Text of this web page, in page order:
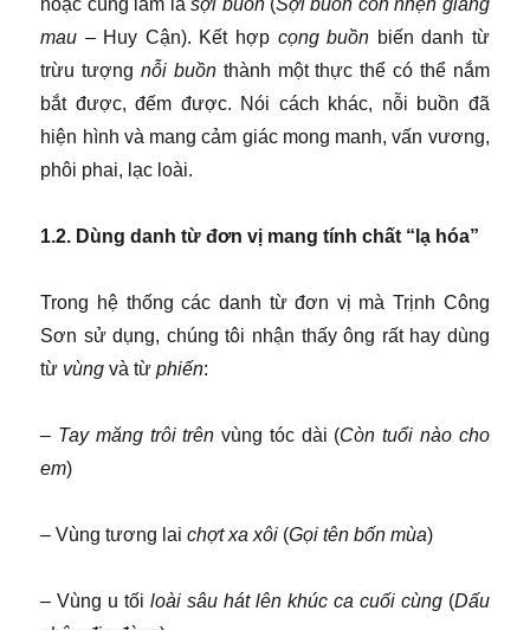
mau – Huy Cận). Kết hợp cọng buồn biến danh từ
trừu tượngnỗi buồnthành một thực thể có thể nắm
bắt được, đếm được. Nói cách khác, nỗi buồn đã
hiện hình và mang cảm giác mong manh, vấn vương,
phôi phai, lạc loài.
1.2. Dùng danh từ đơn vị mang tính chất “lạ hóa”
Trong hệ thống các danh từ đơn vị mà Trịnh Công
Sơn sử dụng, chúng tôi nhận thấy ông rất hay dùng
từ vùng và từphiến:
– Taymăng trôi trên vùng tóc dài (Còn tuổi nào cho
em)
–Vùng tương laichợt xa xôi (Gọi tên bốn mùa)
–Vùng u tốiloài sâu hát lên khúc ca cuối cùng(Dấu